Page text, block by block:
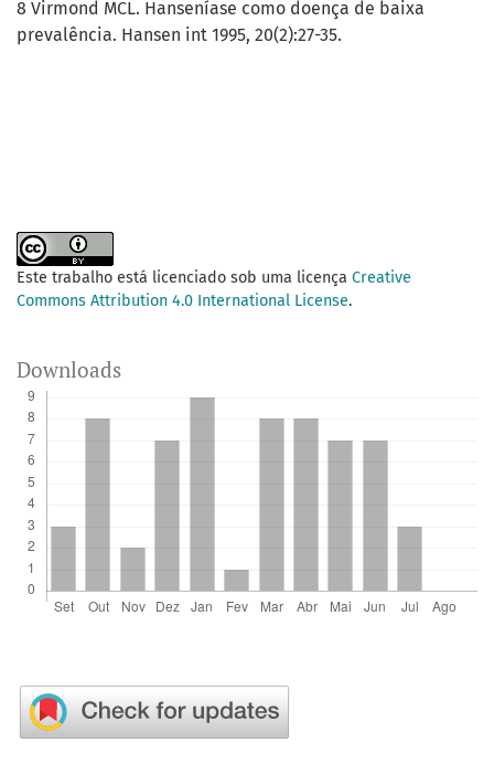
8 Virmond MCL. Hanseníase como doença de baixa
prevalência. Hansen int 1995, 20(2):27-35.
Este trabalho está licenciado sob uma licença Creative
Commons Attribution 4.0 International License.
Downloads